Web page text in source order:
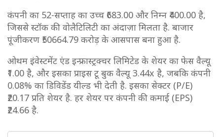
कंपनी का 52-सप्ताह का उच्च ₹683.00 और निम्न ₹400.00 है,
जिससे स्टॉक की वोलैटिलिटी का अंदाज़ा मिलता है. बाजार
पूंजीकरण ₹50664.79 करोड़ के आसपास बना हुआ है.
ओथम इंवेस्टमेंट एंड इन्फ्रास्ट्रक्चर लिमिटेड के शेयर का फेस वैल्यू
₹1.00 है, और इसका प्राइस टू बुक वैल्यू 3.44x है, जबकि कंपनी
0.08% का डिविडेंड यील्ड भी देती है. इसका सेक्टर (P/E)
₹20.17 प्रति शेयर है. हर शेयर पर कंपनी की कमाई (EPS)
₹24.66 है.